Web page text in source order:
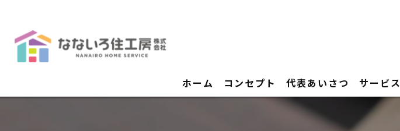
ホーム コンセプト 代表あいさつ サービス